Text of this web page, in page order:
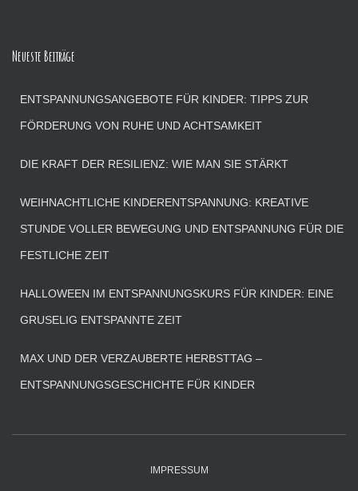
Neueste Beiträge
ENTSPANNUNGSANGEBOTE FÜR KINDER: TIPPS ZUR
FÖRDERUNG VON RUHE UND ACHTSAMKEIT
DIE KRAFT DER RESILIENZ: WIE MAN SIE STÄRKT
WEIHNACHTLICHE KINDERENTSPANNUNG: KREATIVE
STUNDE VOLLER BEWEGUNG UND ENTSPANNUNG FÜR DIE
FESTLICHE ZEIT
HALLOWEEN IM ENTSPANNUNGSKURS FÜR KINDER: EINE
GRUSELIG ENTSPANNTE ZEIT
MAX UND DER VERZAUBERTE HERBSTTAG –
ENTSPANNUNGSGESCHICHTE FÜR KINDER
IMPRESSUM